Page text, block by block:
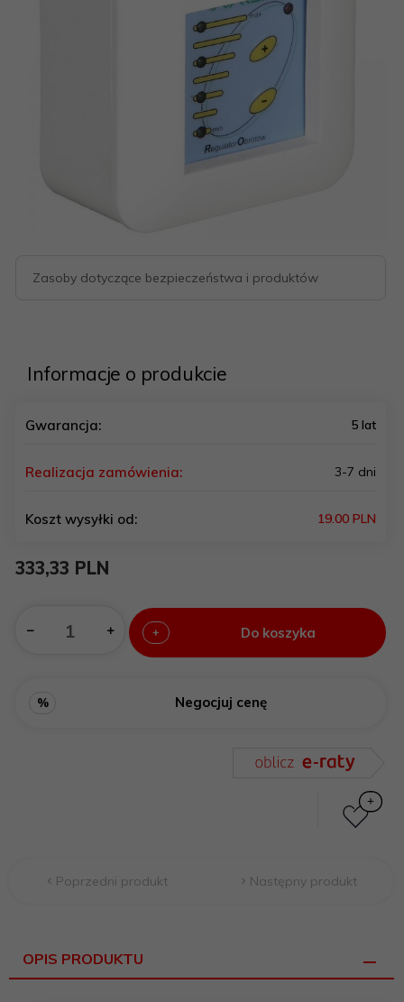
Zasoby dotyczące bezpieczeństwa i produktów
Informacje o produkcie
Gwarancja: 5 lat
Realizacja zamówienia: 3-7 dni
Koszt wysyłki od: 19.00 PLN
333,33 PLN
+ Do koszyka
% Negocjuj cenę
Poprzedni produkt Następny produkt
OPIS PRODUKTU